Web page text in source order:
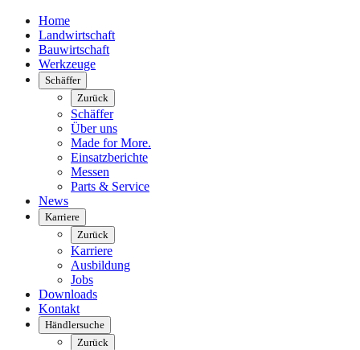
Home
Landwirtschaft
Bauwirtschaft
Werkzeuge
Schäffer
Zurück
Schäffer
Über uns
Made for More.
Einsatzberichte
Messen
Parts & Service
News
Karriere
Zurück
Karriere
Ausbildung
Jobs
Downloads
Kontakt
Händlersuche
Zurück